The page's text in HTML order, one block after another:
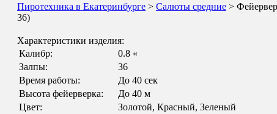
Пиротехника в Екатеринбурге > Салюты средние >
36)
Характеристики изделия:
Калибр:
0.8 «
Залпы:
36
Время работы:
До 40 сек
Высота фейерверка:
До 40 м
Цвет:
Золотой, Красный, Зеленый